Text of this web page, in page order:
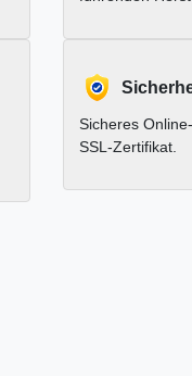
Sicheres
SSL-Zertifikat.